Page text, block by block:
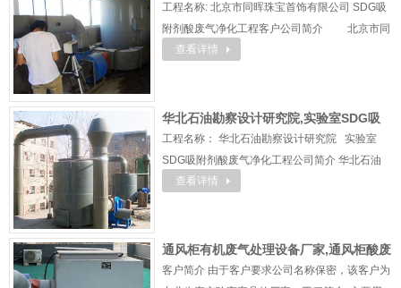
剂酸废气净化工程,酸废气净化设备
工程名称: 北京市同晖珠宝首饰有限公司 SDG吸
附剂酸废气净化工程客户公司简介 北京市同
晖珠宝首饰有限公司座落在北京恒晖伟业国际珠
宝首饰有限公司、深圳市艺恒工艺礼品有限公司
三位一体，南北博弈，定位 ...
查看详情
华北石油勘察设计研究院,实验室SDG吸
附剂酸废气处理工程,实验室废气处理设备
工程名称： 华北石油勘察设计研究院 实验室
SDG吸附剂酸废气净化工程公司简介 华北石油
勘察设计研究院创建于1973年，经过二十多年的
计证书和工程总承包、工程咨询、工程监理资质
证书，具有一、二、三类压力容器设计资质。为
查看详情
通风柜有机废气处理设备厂家,通风柜酸废
气处理塔厂家
客户简介 由于客户要求公司名称保密，该客户为